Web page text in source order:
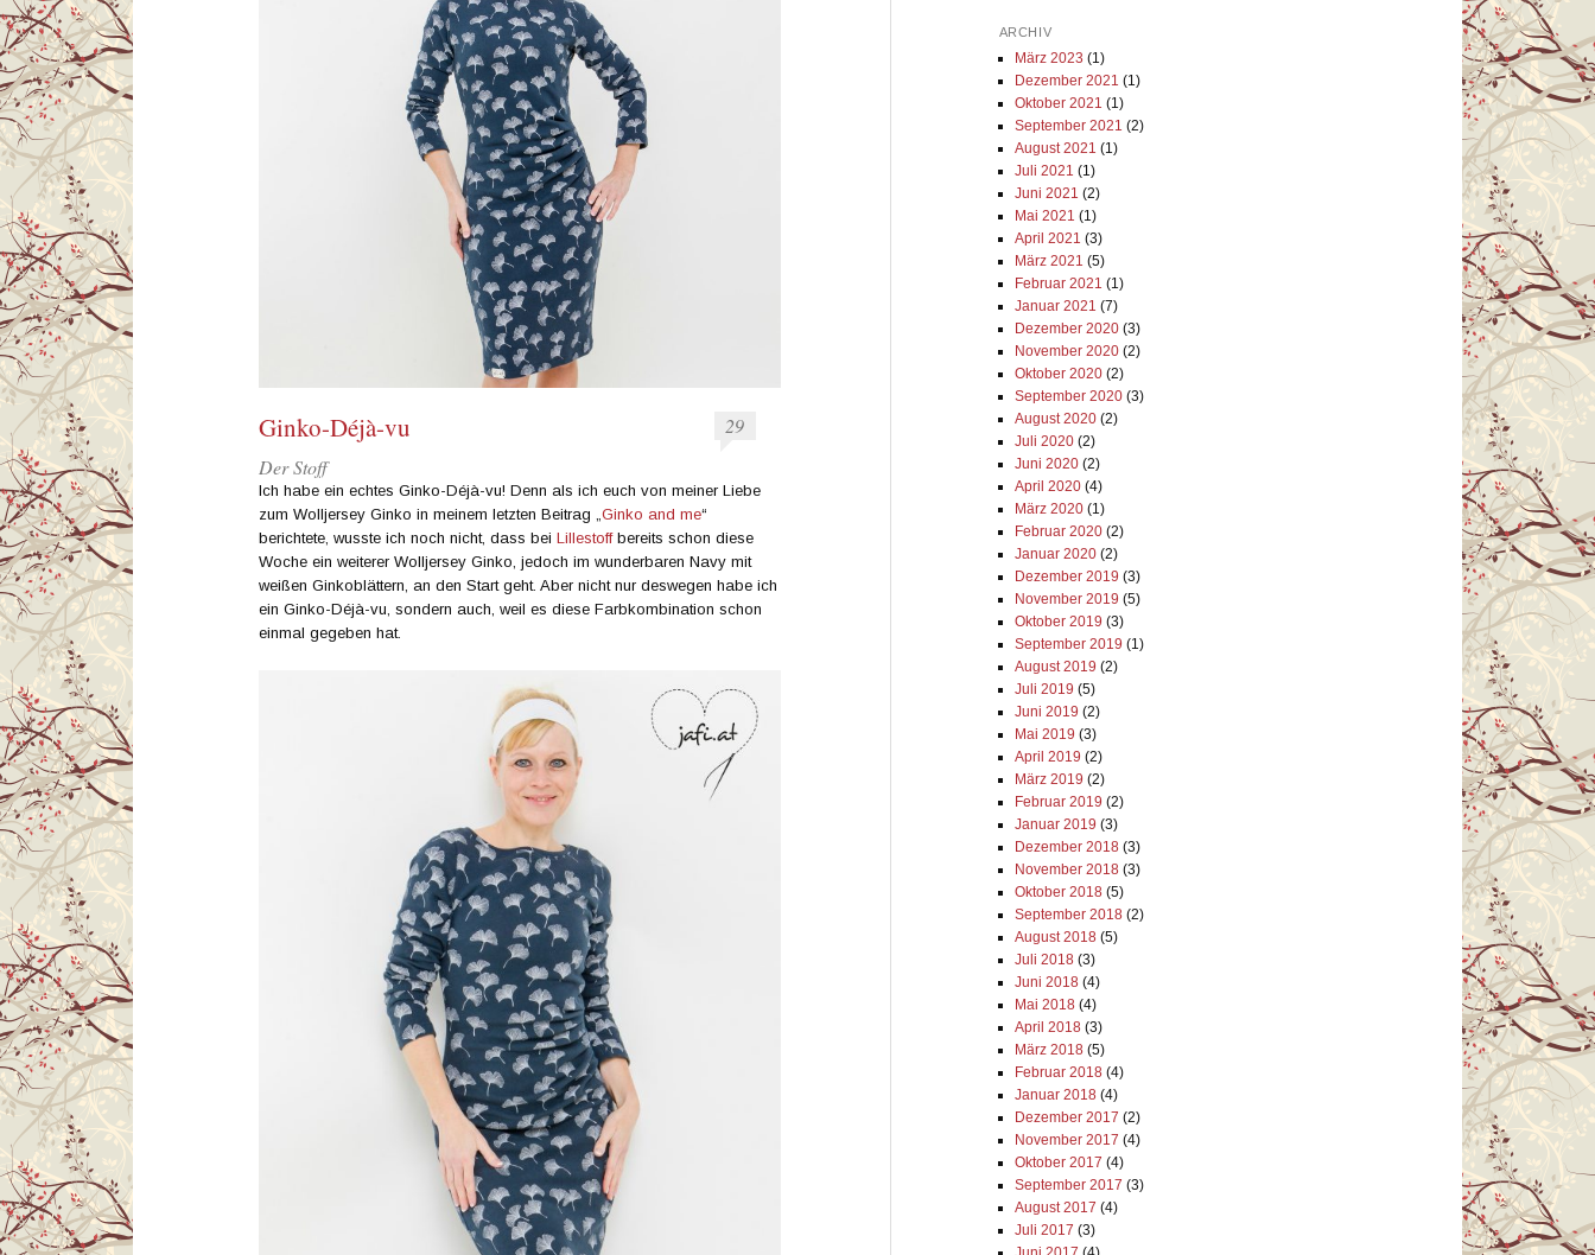
Ginko-Déjà-vu
29
Der Stoff
Ich habe ein echtes Ginko-Déjà-vu! Denn als ich euch von meiner Liebe
zum Wolljersey Ginko in meinem letzten Beitrag „ Ginko and me“
berichtete, wusste ich noch nicht, dass bei Lillestoffbereits schon diese
Woche ein weiterer Wolljersey Ginko, jedoch im wunderbaren Navy mit
weißen Ginkoblättern, an den Start geht. Aber nicht nur deswegen habe ich
ein Ginko-Déjà-vu, sondern auch, weil es diese Farbkombination schon
einmal gegeben hat.
ARCHIV
März 2023 (1)
Dezember 2021 (1)
Oktober 2021 (1)
September 2021 (2)
August 2021 (1)
Juli 2021 (1)
Juni 2021 (2)
Mai 2021 (1)
April 2021 (3)
März 2021 (5)
Februar 2021 (1)
Januar 2021 (7)
Dezember 2020(3)
November 2020(2)
Oktober 2020(2)
September 2020(3)
August 2020(2)
Juli 2020(2)
Juni 2020(2)
April 2020(4)
März 2020(1)
Februar 2020(2)
Januar 2020(2)
Dezember 2019 (3)
November 2019 (5)
Oktober 2019 (3)
September 2019 (1)
August 2019 (2)
Juli 2019 (5)
Juni 2019 (2)
Mai 2019 (3)
April 2019 (2)
März 2019 (2)
Februar 2019 (2)
Januar 2019 (3)
Dezember 2018(3)
November 2018(3)
Oktober 2018(5)
September 2018(2)
August 2018(5)
Juli 2018(3)
Juni 2018(4)
Mai 2018(4)
April 2018(3)
März 2018(5)
Februar 2018(4)
Januar 2018(4)
Dezember 2017 (2)
November 2017 (4)
Oktober 2017 (4)
September 2017 (3)
August 2017 (4)
Juli 2017 (3)